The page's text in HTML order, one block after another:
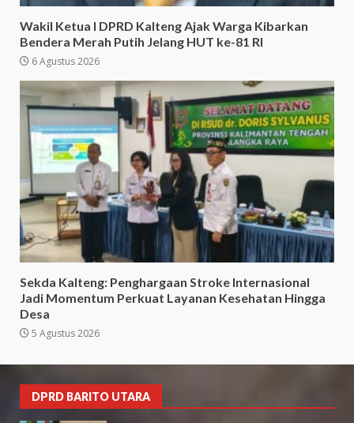
Wakil Ketua I DPRD Kalteng Ajak Warga Kibarkan
Bendera Merah Putih Jelang HUT ke-81 RI
6 Agustus 2026
Sekda Kalteng: Penghargaan Stroke Internasional
Jadi Momentum Perkuat Layanan Kesehatan Hingga
Desa
5 Agustus 2026
DPRD BARITO UTARA